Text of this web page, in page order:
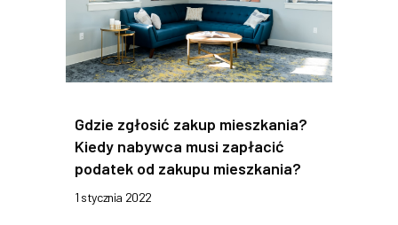
Gdzie zgłosić zakup mieszkania?
Kiedy nabywca musi zapłacić
podatek od zakupu mieszkania?
1 stycznia 2022